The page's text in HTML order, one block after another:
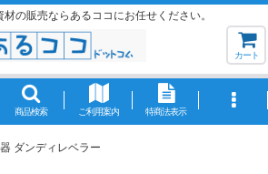
の販売ならあるココにお任せください。
カート
商品検索 ご利用案内 特商法表示
ダンディレベラー